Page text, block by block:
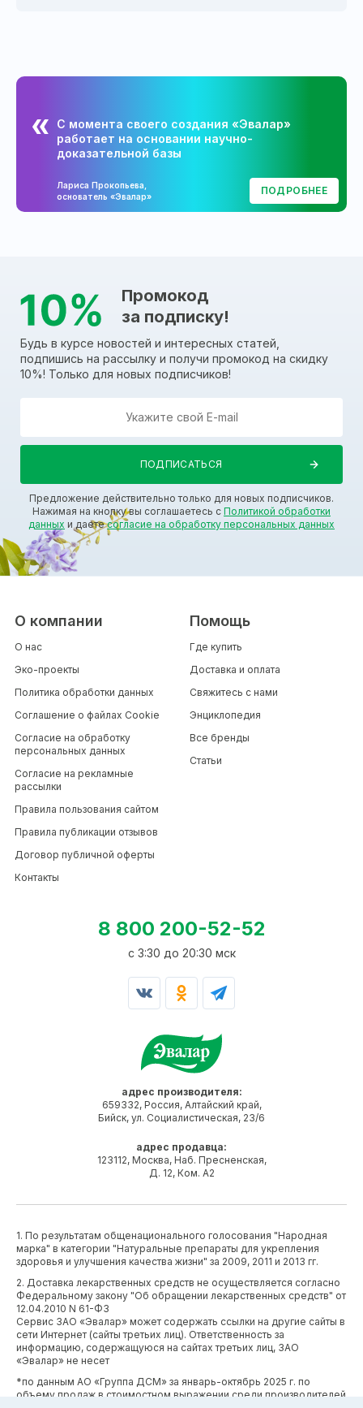
С момента своего создания «Эвалар»
работает на основании научно-
доказательной базы
Лариса Прокопьева,
основатель «Эвалар»
ПОДРОБНЕЕ
Промокод
за подписку!
Будь в курсе новостей и интересных статей,
подпишись на рассылку и получи промокод на скидку
10%! Только для новых подписчиков!
Предложение действительно только для новых подписчиков.
Нажимая на кнопку вы соглашаетесь с Политикой обработки
данных и даетесогласие на обработку персональных данных
адрес производителя:
659332, Россия, Алтайский край,
Бийск, ул. Социалистическая, 23/6
адрес продавца:
123112, Москва, Наб. Пресненская,
Д. 12, Ком. А2
О компании
О нас
Эко-проекты
Политика обработки данных
Соглашение о файлах Cookie
Согласие на обработку
персональных данных
Согласие на рекламные
рассылки
Правила пользования сайтом
Правила публикации отзывов
Договор публичной оферты
Контакты
Помощь
Где купить
Доставка и оплата
Свяжитесь с нами
Энциклопедия
Все бренды
Статьи
8 800 200-52-52
c 3:30 до 20:30 мск
1. По результатам общенационального голосования "Народная
марка" в категории "Натуральные препараты для укрепления
здоровья и улучшения качества жизни" за 2009, 2011 и 2013 гг.
2. Доставка лекарственных средств не осуществляется согласно
Федеральному закону "Об обращении лекарственных средств" от
12.04.2010 N 61-ФЗ
Сервис ЗАО «Эвалар» может содержать ссылки на другие сайты в
сети Интернет (сайты третьих лиц). Ответственность за
информацию, содержащуюся на сайтах третьих лиц, ЗАО
«Эвалар» не несет
*по данным АО «Группа ДСМ» за январь-октябрь 2025 г. по
объему продаж в стоимостном выражении среди производителей